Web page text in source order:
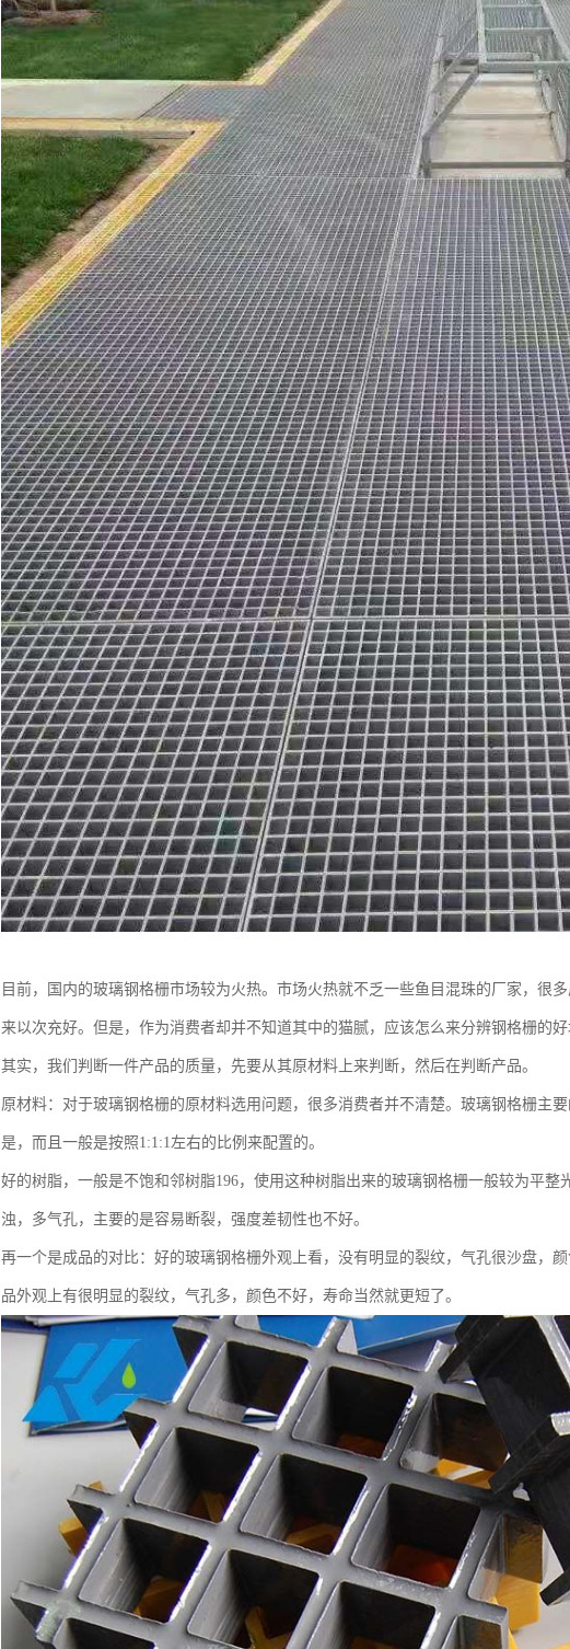
目前，国内的玻璃钢格栅市场较为火热。市场火热就不乏一些鱼目混珠的厂家，很
来以次充好。但是，作为消费者却并不知道其中的猫腻，应该怎么来分辨钢格栅的好
其实，我们判断一件产品的质量，先要从其原材料上来判断，然后在判断产品。
原材料：对于玻璃钢格栅的原材料选用问题，很多消费者并不清楚。玻璃钢格栅主
是，而且一般是按照1:1:1左右的比例来配置的。
好的树脂，一般是不饱和邻树脂196，使用这种树脂出来的玻璃钢格栅一般较为平
浊，多气孔，主要的是容易断裂，强度差韧性也不好。
再一个是成品的对比：好的玻璃钢格栅外观上看，没有明显的裂纹，气孔很沙盘，
品外观上有很明显的裂纹，气孔多，颜色不好，寿命当然就更短了。